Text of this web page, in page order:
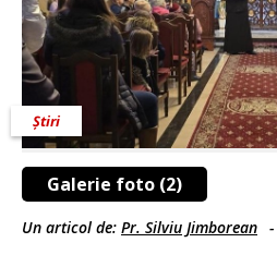
Galerie foto (2)
Știri
Un articol de: Pr. Silviu Jimborean -